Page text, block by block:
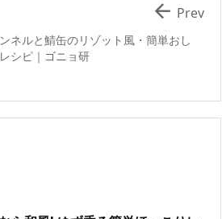
ネルと鯖缶のリゾット風・簡単おし
シピ｜ゴニョ研
 Prev